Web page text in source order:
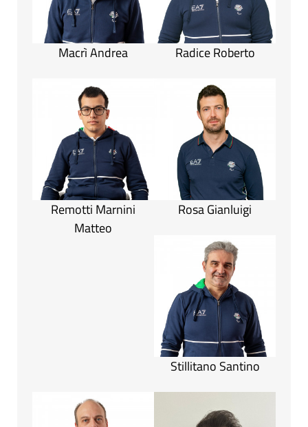
Macrì Andrea Radice Roberto
Remotti Marnini
Matteo
Rosa Gianluigi
Stillitano Santino